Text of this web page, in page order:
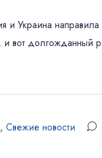
Украина направила
вот долгожданный
, Свежие новости